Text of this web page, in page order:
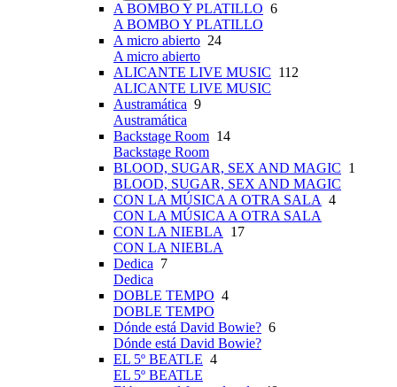
A BOMBO Y PLATILLO 6
A BOMBO Y PLATILLO
A micro abierto 24
A micro abierto
ALICANTE LIVE MUSIC 112
ALICANTE LIVE MUSIC
Austramática 9
Austramática
Backstage Room 14
Backstage Room
BLOOD, SUGAR, SEX AND MAGIC 1
BLOOD, SUGAR, SEX AND MAGIC
CON LA MÚSICA A OTRA SALA 4
CON LA MÚSICA A OTRA SALA
CON LA NIEBLA
17
CON LA NIEBLA
Dedica 7
Dedica
DOBLE TEMPO 4
DOBLE TEMPO
Dónde está David Bowie? 6
Dónde está David Bowie?
EL 5º BEATLE 4
EL 5º BEATLE